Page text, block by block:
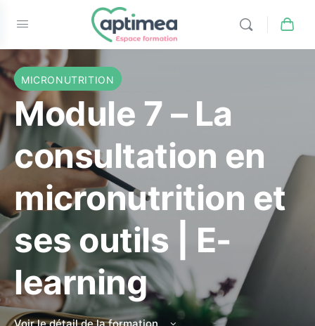
MICRONUTRITION
Module 7 – La
consultation en
micronutrition et
ses outils | E-
learning